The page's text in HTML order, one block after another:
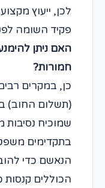
לכן, ייעוץ
פקיד השומה
האם ניתן
חמורות?
כן, במקרים
(תשלום החוב)
שמוכיח נסיבות
בתקדימים
הנאשם כדי
הכוללים